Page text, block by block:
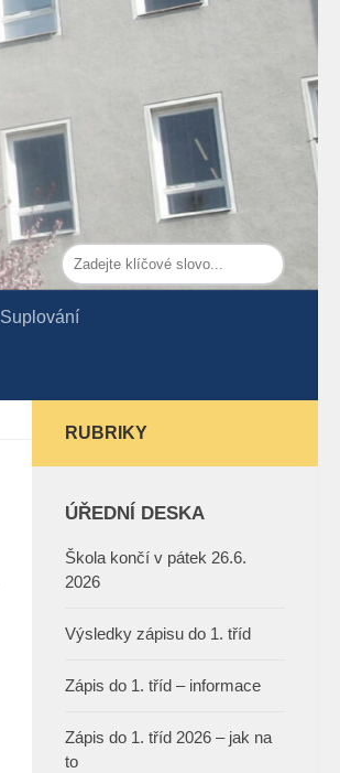
Suplování
RUBRIKY
ÚŘEDNÍ DESKA
Škola končí v pátek 26.6.
2026
Výsledky zápisu do 1. tříd
Zápis do 1. tříd – informace
Zápis do 1. tříd 2026 – jak na
to